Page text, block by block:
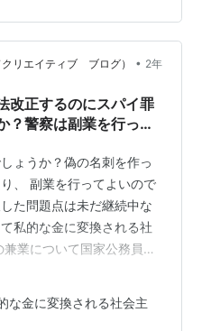
理部門の人たちばかりで
・国立公園の管理者等の
彼らはその道一筋に職務
てきた人…
リエイティブ ブログ） • 2年
改正するのにスパイ罪
？警察は副業を行って
７００社 年間330兆
て私的な金に変換され
ょうか？偽の名刺を作っ
、 副業を行ってよいので
た問題点は未だ継続中な
私的な金に変換される社
業について国家公務員法
が禁止されています。こ
第104条で規定されていま
な金に変換される社会主